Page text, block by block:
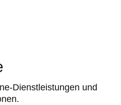
Dienstleistungen und